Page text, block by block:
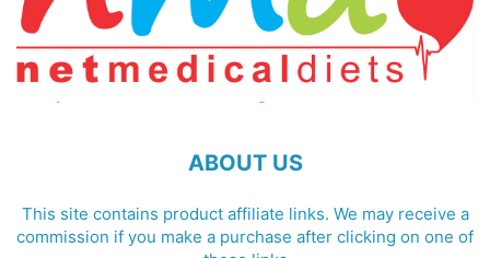
ABOUT US
This site contains product affiliate links. We may receive a
commission if you make a purchase after clicking on one of